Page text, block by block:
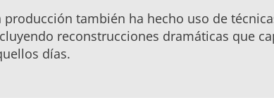
producción también ha hecho uso de
reconstrucciones dramáticas que
días.